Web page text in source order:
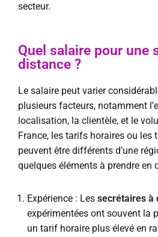
secteur.
Quel salaire pour une
distance ?
Le salaire peut varier
plusieurs facteurs, notamment
localisation, la clientèle, et le
France, les tarifs horaires ou les
peuvent être différents d’une
quelques éléments à prendre en
Expérience : Les secrétaires à
expérimentées ont souvent la
un tarif horaire plus élevé en